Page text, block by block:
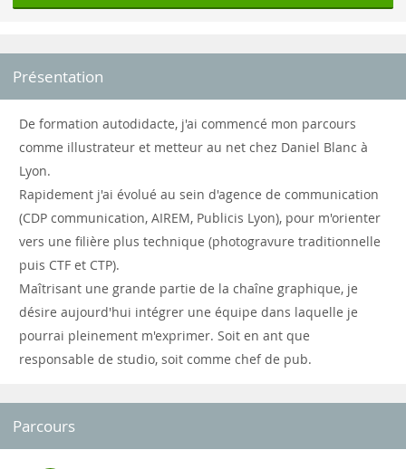
Présentation
De formation autodidacte, j'ai commencé mon parcours
comme illustrateur et metteur au net chez Daniel Blanc à
Lyon.
Rapidement j'ai évolué au sein d'agence de communication
(CDP communication, AIREM, Publicis Lyon), pour m'orienter
vers une filière plus technique (photogravure traditionnelle
puis CTF et CTP).
Maîtrisant une grande partie de la chaîne graphique, je
désire aujourd'hui intégrer une équipe dans laquelle je
pourrai pleinement m'exprimer. Soit en ant que
responsable de studio, soit comme chef de pub.
Parcours